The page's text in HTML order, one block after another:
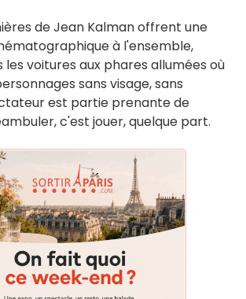
de Jean Kalman offrent une
à l'ensemble,
voitures aux phares allumées où
sans visage, sans
est partie prenante de
c'est jouer, quelque part.